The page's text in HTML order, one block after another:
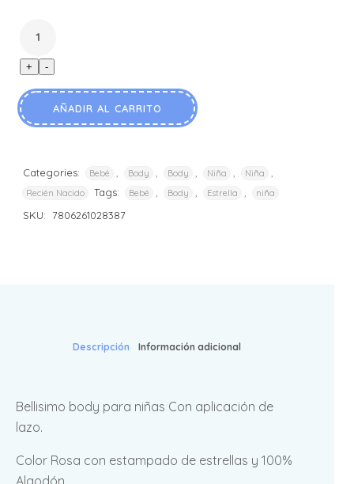
+ -
AÑADIR AL CARRITO
Categories: Bebé Body Body Niña Niña
Recién Nacido Tags: Bebé Body Estrella niña
SKU: 7806261028387
Descripción Información adicional
Bellisimo body para niñas Con aplicación de
lazo.
Color Rosa con estampado de estrellas y 100%